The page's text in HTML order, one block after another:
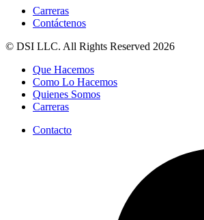
Carreras
Contáctenos
© DSI LLC. All Rights Reserved 2026
Que Hacemos
Como Lo Hacemos
Quienes Somos
Carreras
Contacto